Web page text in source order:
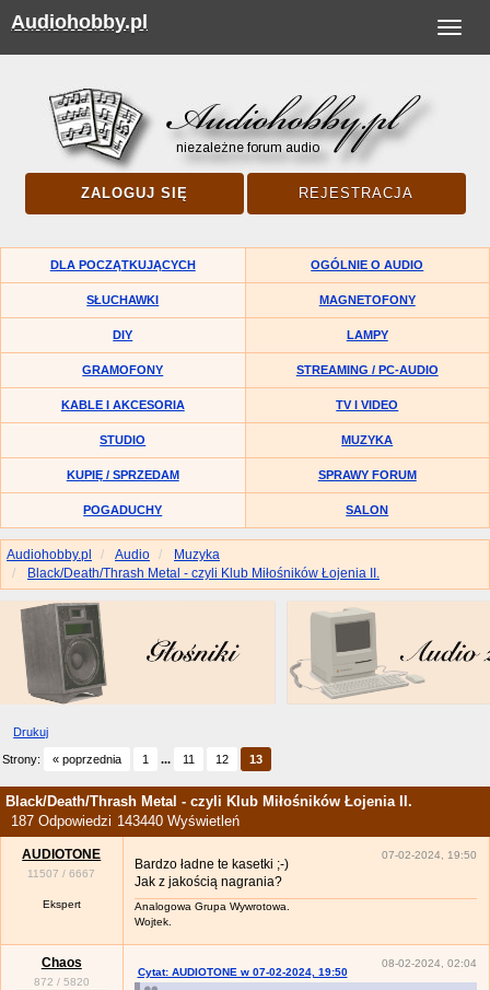
Toggle
Audiohobby.pl
ZALOGUJ SIĘ REJESTRACJA
DLA POCZĄTKUJĄCYCH OGÓLNIE O AUDIO
SŁUCHAWKI MAGNETOFONY
DIY LAMPY
GRAMOFONY STREAMING / PC-AUDIO
KABLE I AKCESORIA TV I VIDEO
STUDIO MUZYKA
KUPIĘ / SPRZEDAM SPRAWY FORUM
POGADUCHY SALON
Audiohobby.pl Audio
Muzyka
Black/Death/Thrash Metal - czyli Klub Miłośników Łojenia II.
Drukuj
Strony: « poprzednia 1 ... 11 12 13
Black/Death/Thrash Metal - czyli Klub Miłośników Łojenia II.
187 Odpowiedzi 143440 Wyświetleń
AUDIOTONE
11507 /6667
Ekspert
07-02-2024, 19:50
Bardzo ładne te kasetki ;-)
Jak z jakością nagrania?
Analogowa Grupa Wywrotowa.
Wojtek.
Chaos
872 / 5820
08-02-2024, 02:04
Cytat: AUDIOTONE w 07-02-2024, 19:50